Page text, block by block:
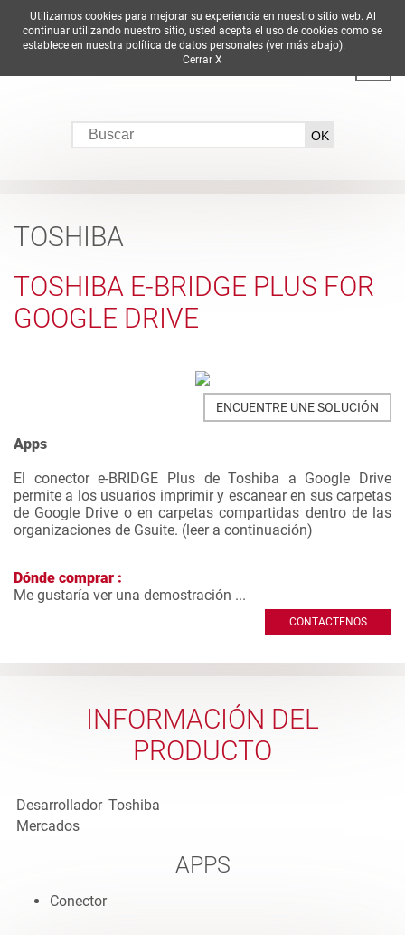
DE EN ES FR
TOSHIBA
TOSHIBA E-BRIDGE PLUS FOR
GOOGLE DRIVE
ENCUENTRE UNE SOLUCIÓN
Apps
El conector e-BRIDGE Plus de Toshiba a Google Drive
permite a los usuarios imprimir y escanear en sus carpetas
de Google Drive o en carpetas compartidas dentro de las
organizaciones de Gsuite. (leer a continuación)
Dónde comprar :
Me gustaría ver una demostración ...
CONTACTENOS
INFORMACIÓN DEL
PRODUCTO
Desarrollador Toshiba
Mercados
APPS
Conector
Utilizamos cookies para mejorar su experiencia en nuestro sitio web. Al
continuar utilizando nuestro sitio, usted acepta el uso de cookies como se
establece en nuestra política de datos personales (ver más abajo).
Cerrar X